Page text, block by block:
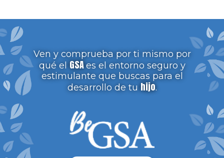
Ven y comprueba por ti mismo por
qué el GSAes el entorno seguro y
estimulante que buscas para el
desarrollo de tu hijo.